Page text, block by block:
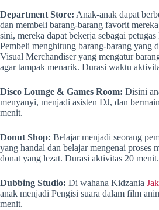
Department Store: Anak-anak dapat
dan membeli barang-barang favorit
sini, mereka dapat bekerja sebagai
Pembeli menghitung barang-barang yang
Visual Merchandiser yang mengatur
agar tampak menarik. Durasi waktu
Disco Lounge & Games Room: Disini
menyanyi, menjadi asisten DJ, dan
menit.
Donut Shop: Belajar menjadi seorang
yang handal dan belajar mengenai proses
donat yang lezat. Durasi aktivitas 20 menit.
Dubbing Studio: Di wahana Kidzania
anak menjadi Pengisi suara dalam film
menit.